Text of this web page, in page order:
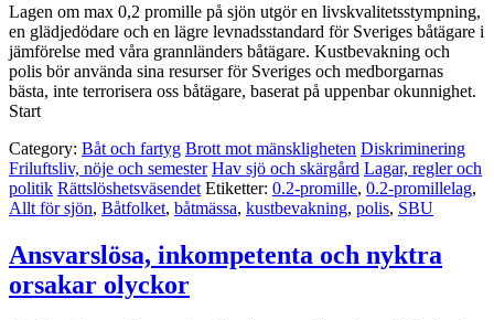
Lagen om max 0,2 promille på sjön utgör en livskvalitetsstympning,
en glädjedödare och en lägre levnadsstandard för Sveriges båtägare i
jämförelse med våra grannländers båtägare. Kustbevakning och
polis bör använda sina resurser för Sveriges och medborgarnas
bästa, inte terrorisera oss båtägare, baserat på uppenbar okunnighet.
Start
Category: Båt och fartyg Brott mot mänskligheten Diskriminering
Friluftsliv, nöje och semester Hav sjö och skärgård Lagar, regler och
politik Rättslöshetsväsendet Etiketter: 0.2-promille, 0.2-promillelag,
Allt för sjön, Båtfolket, båtmässa, kustbevakning, polis, SBU
Ansvarslösa, inkompetenta och nyktra
orsakar olyckor